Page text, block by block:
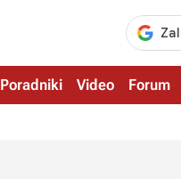
Poradniki Video Forum